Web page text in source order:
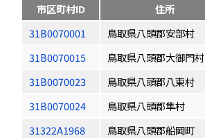
市区町村ID 住所
31B0070001
鳥取県八頭郡安部村
31B0070015
鳥取県八頭郡大御門村
31B0070023
鳥取県八頭郡八東村
31B0070024
鳥取県八頭郡隼村
31322A1968
鳥取県八頭郡船岡町